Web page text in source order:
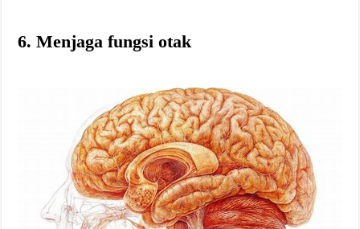
6. Menjaga fungsi otak